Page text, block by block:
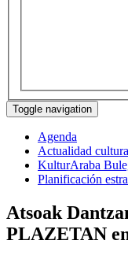
Toggle navigation
Agenda
Actualidad
KulturAraba
Planificación
Atsoak
PLAZETAN